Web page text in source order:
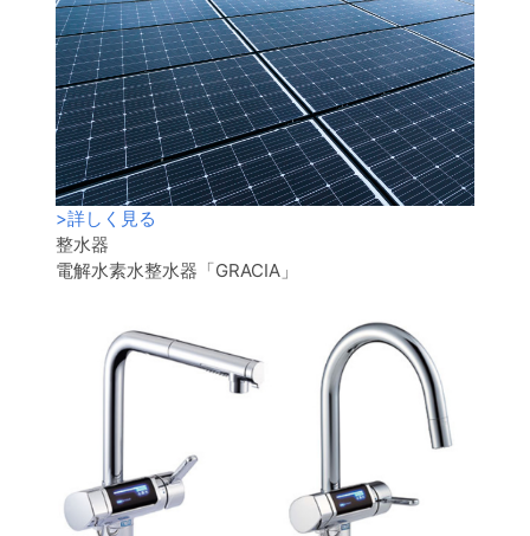
>詳しく見る
整水器
電解水素水整水器「GRACIA」